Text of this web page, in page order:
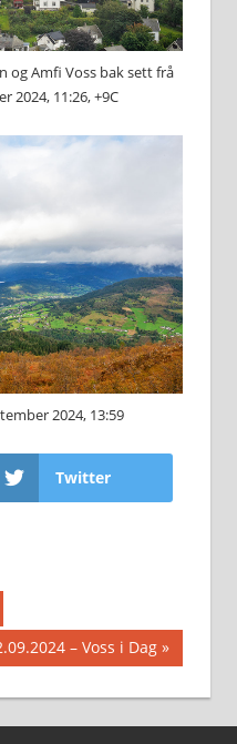
og Amfi Voss bak sett frå
2024, 11:26, +9C
2024, 13:59
Twitter
– Voss i Dag